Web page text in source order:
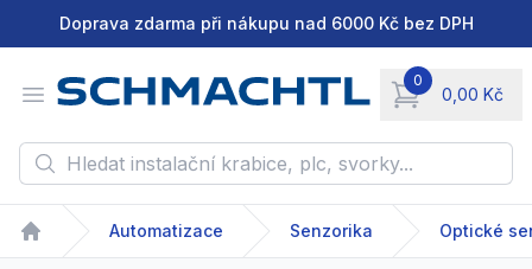
Doprava zdarma při nákupu nad 6000 Kč bez DPH
Open menu
0
0,00 Kč
items in cart,
Hledat instalační krabice, plc, svorky...
Home
Automatizace Senzorika Optické